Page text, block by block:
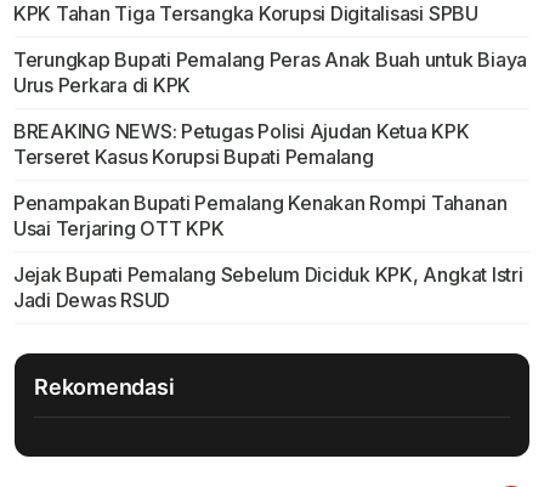
KPK Tahan Tiga Tersangka Korupsi Digitalisasi SPBU
Terungkap Bupati Pemalang Peras Anak Buah untuk Biaya
Urus Perkara di KPK
BREAKING NEWS: Petugas Polisi Ajudan Ketua KPK
Terseret Kasus Korupsi Bupati Pemalang
Penampakan Bupati Pemalang Kenakan Rompi Tahanan
Usai Terjaring OTT KPK
Jejak Bupati Pemalang Sebelum Diciduk KPK, Angkat Istri
Jadi Dewas RSUD
Rekomendasi